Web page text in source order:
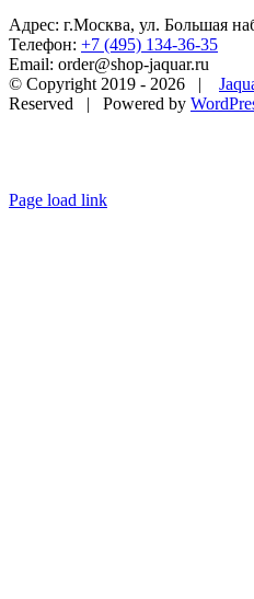
Адрес: г.Москва, ул. Большая
Телефон: +7 (495) 134-36-35
Email: order@shop-jaquar.ru
© Copyright 2019 - 2026 |
Reserved | Powered by
Page load link